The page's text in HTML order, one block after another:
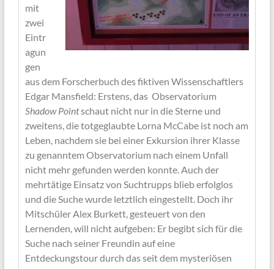
mit
zwei
Eintr
agun
gen
aus dem Forscherbuch des fiktiven Wissenschaftlers
Edgar Mansfield: Erstens, das Observatorium
Shadow Pointschaut nicht nur in die Sterne und
zweitens, die totgeglaubte Lorna McCabe ist noch am
Leben, nachdem sie bei einer Exkursion ihrer Klasse
zu genanntem Observatorium nach einem Unfall
nicht mehr gefunden werden konnte. Auch der
mehrtätige Einsatz von Suchtrupps blieb erfolglos
und die Suche wurde letztlich eingestellt. Doch ihr
Mitschüler Alex Burkett, gesteuert von den
Lernenden, will nicht aufgeben: Er begibt sich für die
Suche nach seiner Freundin auf eine
Entdeckungstour durch das seit dem mysteriösen